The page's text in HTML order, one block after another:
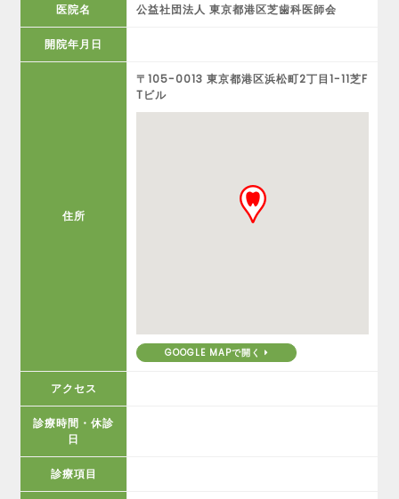
医院名 公益社団法人 東京都港区芝歯科医師会
開院年月日
住所
〒105-0013 東京都港区浜松町2丁目1-11芝F
Tビル
GOOGLE MAPで開く
アクセス
診療時間・休診
日
診療項目